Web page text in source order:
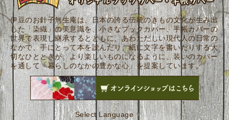
伊豆のお針子無生庵は、日本の誇る伝統のきもの文化が生み出
した「染織」の美意識を、小さなブックカバー、手帳カバーの
世界で表現し継承するとともに、あわただしい現代人の日常の
なかで、手にとって本を読んだり、紙に文字を書いたりする大
切なひとときが、より楽しいものになるように、装いのカバー
を通して「暮らしのなかの豊かな心」を提案しています。
Select Language ▼